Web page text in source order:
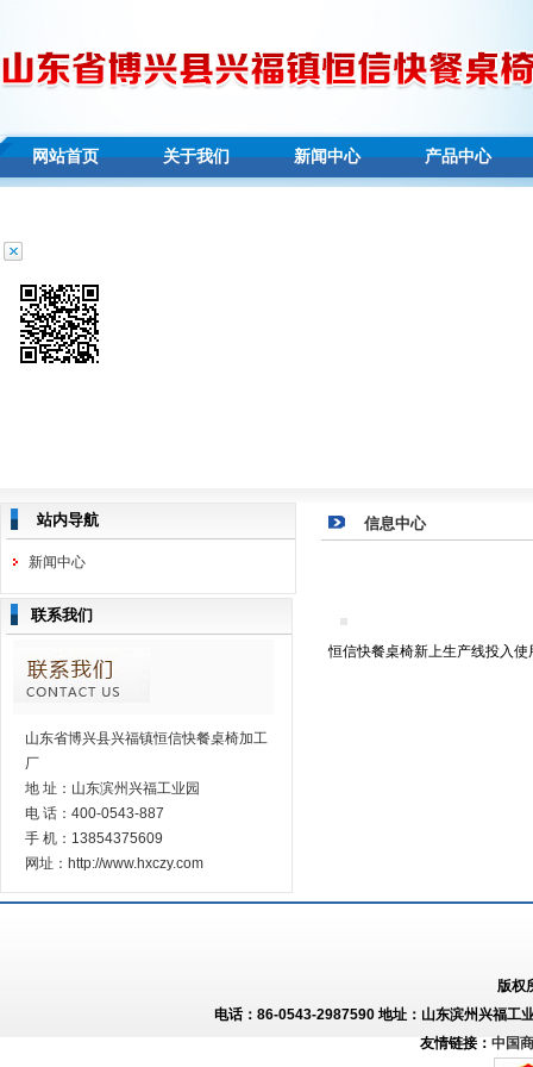
网站首页 关于我们 新闻中心 产品中心
站内导航
新闻中心
联系我们
山东省博兴县兴福镇恒信快餐桌椅加工
厂
地 址：山东滨州兴福工业园
电 话：400-0543-887
手 机：13854375609
网址：http://www.hxczy.com
信息中心
恒信快餐桌椅新上生产线投入使
版权
电话：86-0543-2987590 地址：山东滨州兴福工
友情链接： 中国